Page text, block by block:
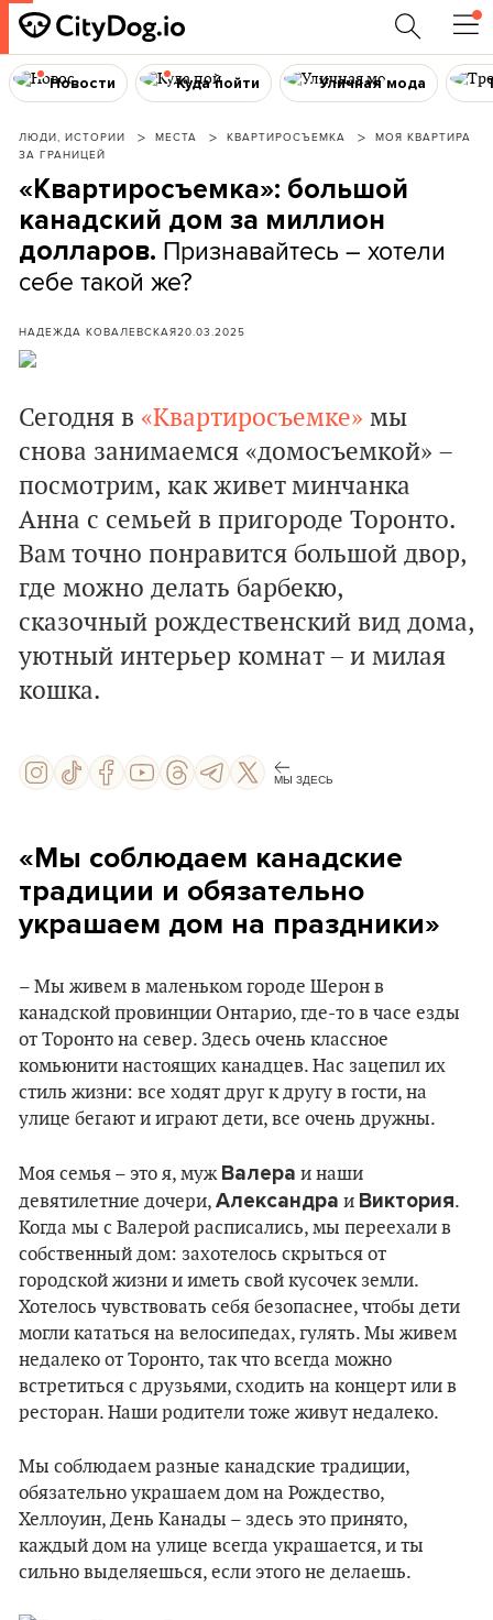
Новости Куда пойти Уличная мода
ЛЮДИ, ИСТОРИИ МЕСТА КВАРТИРОСЪЕМКА
МОЯ КВАРТИРА
ЗА ГРАНИЦЕЙ
«Квартиросъемка»: большой
канадский дом за миллион
долларов. Признавайтесь – хотели
себе такой же?
НАДЕЖДА КОВАЛЕВСКАЯ20.03.2025
Сегодня в «Квартиросъемке» мы
снова занимаемся «домосъемкой» –
посмотрим, как живет минчанка
Анна с семьей в пригороде Торонто.
Вам точно понравится большой двор,
где можно делать барбекю,
сказочный рождественский вид дома,
уютный интерьер комнат – и милая
кошка.
МЫ ЗДЕСЬ
«Мы соблюдаем канадские
традиции и обязательно
украшаем дом на праздники»
– Мы живем в маленьком городе Шерон в
канадской провинции Онтарио, где-то в часе езды
от Торонто на север. Здесь очень классное
комьюнити настоящих канадцев. Нас зацепил их
стиль жизни: все ходят друг к другу в гости, на
улице бегают и играют дети, все очень дружны.
Моя семья – это я, муж Валера и наши
девятилетние дочери, Александра и Виктория.
Когда мы с Валерой расписались, мы переехали в
собственный дом: захотелось скрыться от
городской жизни и иметь свой кусочек земли.
Хотелось чувствовать себя безопаснее, чтобы дети
могли кататься на велосипедах, гулять. Мы живем
недалеко от Торонто, так что всегда можно
встретиться с друзьями, сходить на концерт или в
ресторан. Наши родители тоже живут недалеко.
Мы соблюдаем разные канадские традиции,
обязательно украшаем дом на Рождество,
Хеллоуин, День Канады – здесь это принято,
каждый дом на улице всегда украшается, и ты
сильно выделяешься, если этого не делаешь.